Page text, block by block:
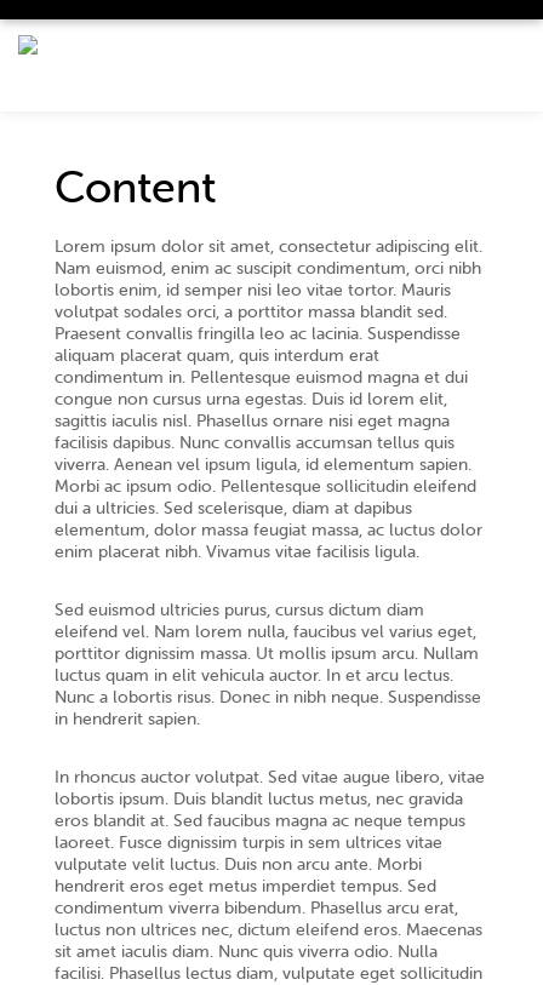
Content
Lorem ipsum dolor sit amet, consectetur adipiscing elit.
Nam euismod, enim ac suscipit condimentum, orci nibh
lobortis enim, id semper nisi leo vitae tortor. Mauris
volutpat sodales orci, a porttitor massa blandit sed.
Praesent convallis fringilla leo ac lacinia. Suspendisse
aliquam placerat quam, quis interdum erat
condimentum in. Pellentesque euismod magna et dui
congue non cursus urna egestas. Duis id lorem elit,
sagittis iaculis nisl. Phasellus ornare nisi eget magna
facilisis dapibus. Nunc convallis accumsan tellus quis
viverra. Aenean vel ipsum ligula, id elementum sapien.
Morbi ac ipsum odio. Pellentesque sollicitudin eleifend
dui a ultricies. Sed scelerisque, diam at dapibus
elementum, dolor massa feugiat massa, ac luctus dolor
enim placerat nibh. Vivamus vitae facilisis ligula.
Sed euismod ultricies purus, cursus dictum diam
eleifend vel. Nam lorem nulla, faucibus vel varius eget,
porttitor dignissim massa. Ut mollis ipsum arcu. Nullam
luctus quam in elit vehicula auctor. In et arcu lectus.
Nunc a lobortis risus. Donec in nibh neque. Suspendisse
in hendrerit sapien.
In rhoncus auctor volutpat. Sed vitae augue libero, vitae
lobortis ipsum. Duis blandit luctus metus, nec gravida
eros blandit at. Sed faucibus magna ac neque tempus
laoreet. Fusce dignissim turpis in sem ultrices vitae
vulputate velit luctus. Duis non arcu ante. Morbi
hendrerit eros eget metus imperdiet tempus. Sed
condimentum viverra bibendum. Phasellus arcu erat,
luctus non ultrices nec, dictum eleifend eros. Maecenas
sit amet iaculis diam. Nunc quis viverra odio. Nulla
facilisi. Phasellus lectus diam, vulputate eget sollicitudin